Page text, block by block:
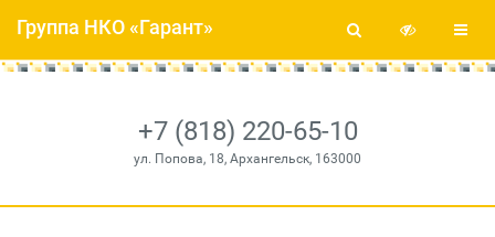
+7 (818) 220-65-10
ул. Попова, 18, Архангельск, 163000
Группа НКО «Гарант»